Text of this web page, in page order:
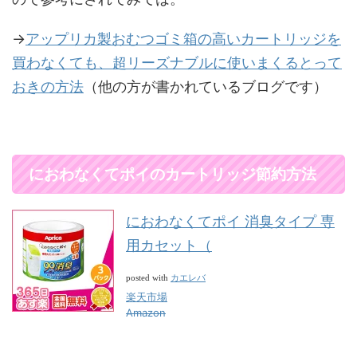
→アップリカ製おむつゴミ箱の高いカートリッジを
買わなくても、超リーズナブルに使いまくるとって
おきの方法 （他の方が書かれているブログです）
におわなくてポイのカートリッジ節約方法
におわなくてポイ 消臭タイプ 専
用カセット（
posted with カエレバ
楽天市場
Amazon